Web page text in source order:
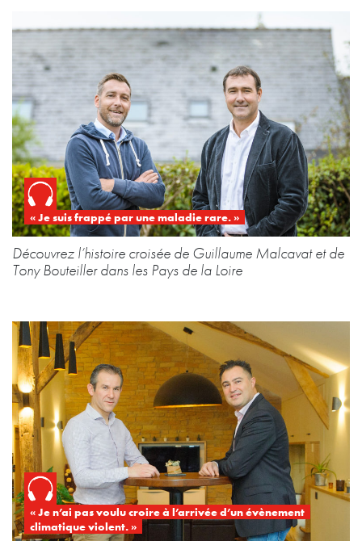
« Je suis frappé par une maladie rare. »
Découvrez l’histoire croisée de Guillaume Malcavat et de
Tony Bouteiller dans les Pays de la Loire
« Je n’ai pas voulu croire à l’arrivée d’un évènement
climatique violent. »